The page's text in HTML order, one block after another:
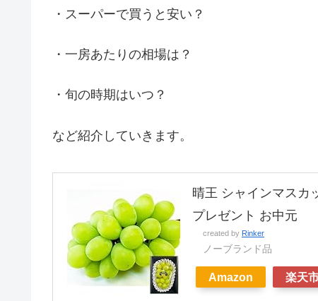
・スーパーで買うと安い？
・一房あたりの相場は？
・旬の時期はいつ？
など紹介していきます。
晴王 シャインマスカ
プレゼント お中元
created by Rinker
ノーブランド品
Amazon 楽天